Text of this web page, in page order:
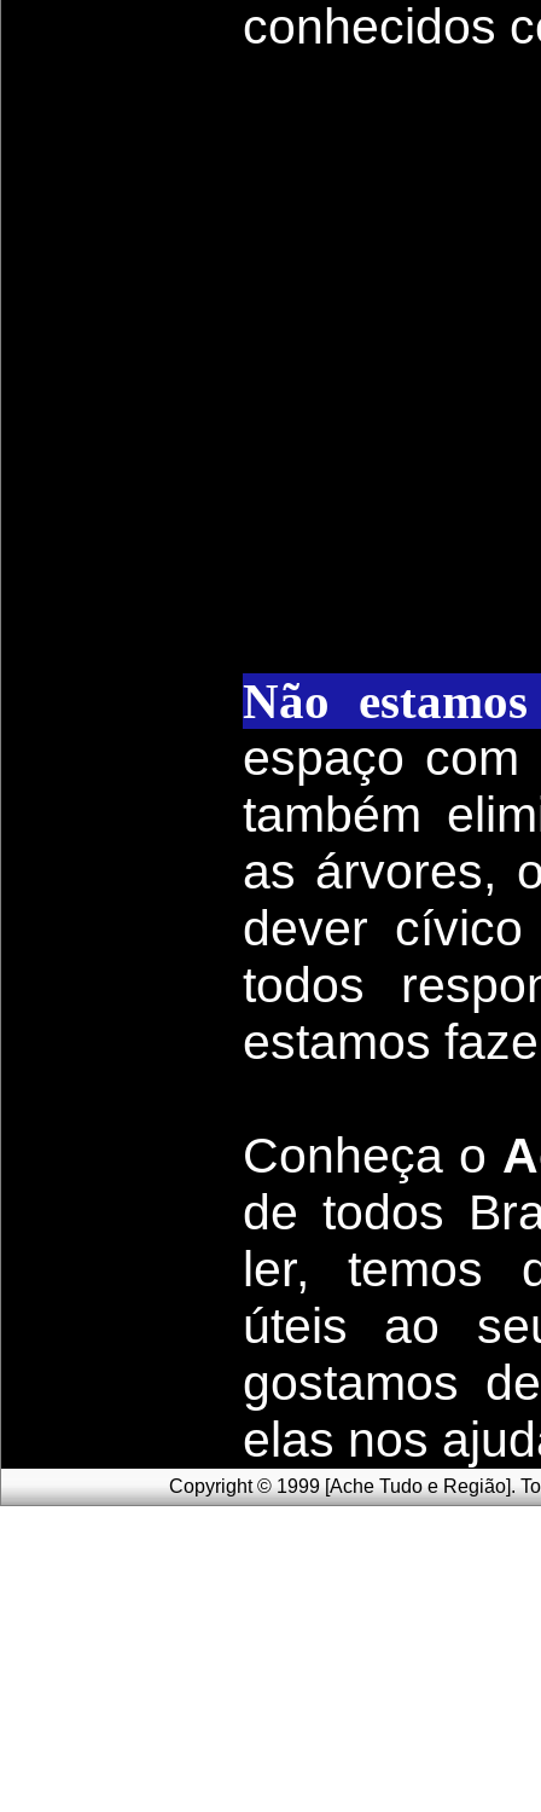
conhecidos
Não
espaço com
também
as árvores,
dever
todos
estamos
Conheça o A
de todos
ler, temos
úteis ao
gostamos
elas nos
Copyright © 1999 [Ache Tudo e Região].